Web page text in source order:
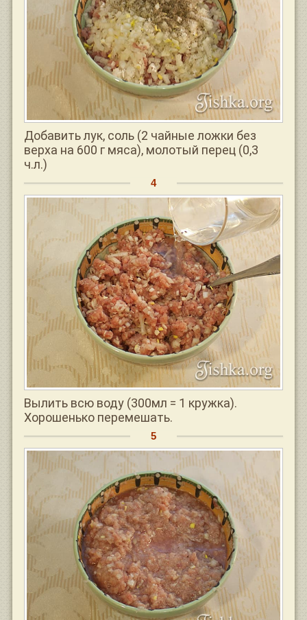
Добавить лук, соль (2 чайные ложки без
верха на 600 г мяса), молотый перец (0,3
ч.л.)
Вылить всю воду (300мл = 1 кружка).
Хорошенько перемешать.